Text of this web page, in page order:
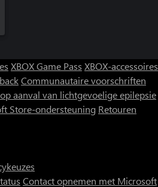
XBOX Game Pass XBOX-accessoires
Communautaire voorschriften
aanval van lichtgevoelige epilepsie
Store-ondersteuning Retouren
Contact opnemen met Microsoft